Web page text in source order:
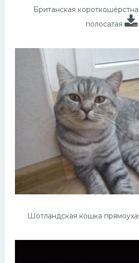
Британская
полосатая
Шотландская кошка